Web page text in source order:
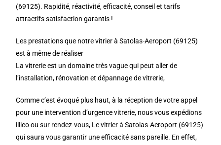
(69125). Rapidité, réactivité, efficacité, conseil et tarifs
attractifs satisfaction garantis !
Les prestations que notre vitrier à Satolas-Aeroport (69125)
est à même de réaliser
La vitrerie est un domaine très vague qui peut aller de
l’installation, rénovation et dépannage de vitrerie,
Comme c’est évoqué plus haut, à la réception de votre appel
pour une intervention d’urgence vitrerie, nous vous expédions
illico ou sur rendez-vous, Le vitrier à Satolas-Aeroport (69125)
qui saura vous garantir une efficacité sans pareille. En effet,